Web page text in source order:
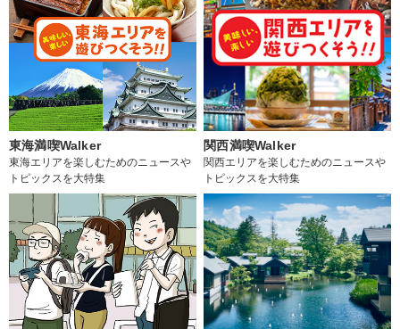
東海満喫Walker
東海エリアを楽しむためのニュースや
トピックスを大特集
関西満喫Walker
関西エリアを楽しむためのニュースや
トピックスを大特集